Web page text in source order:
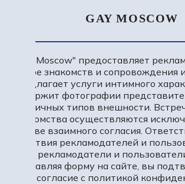
GAY MOSCOW
"Gay Moscow" предоставляет
сфере знакомств и сопровождения
предлагает услуги интимного
содержит фотографии
различных типов внешности.
знакомства осуществляются
основе взаимного согласия.
действия рекламодателей и
сами рекламодатели и
отправляя форму на сайте, вы
свое согласие с политикой